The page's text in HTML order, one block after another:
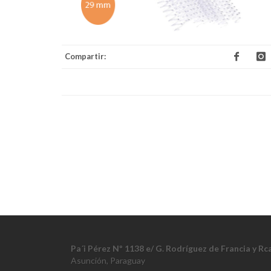
Compartir:
Pa´i Pérez Nº 1138 e/ G. Rodríguez de Francia y
Asunción, Paraguay